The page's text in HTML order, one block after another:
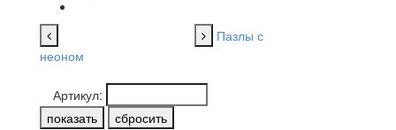
Пазлы с
неоном
Артикул: